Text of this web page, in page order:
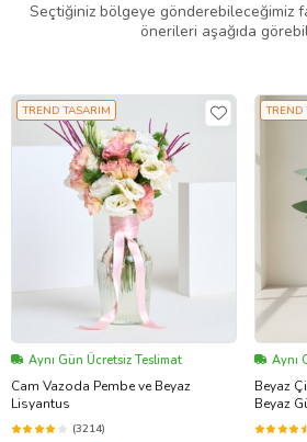
Seçtiğiniz bölgeye gönderebileceğimiz
önerileri aşağıda
TREND TASARIM
Aynı Gün Ücretsiz Teslimat
Cam Vazoda Pembe ve Beyaz
Lisyantus
(3214)
TREND
Aynı
Beyaz
Beyaz